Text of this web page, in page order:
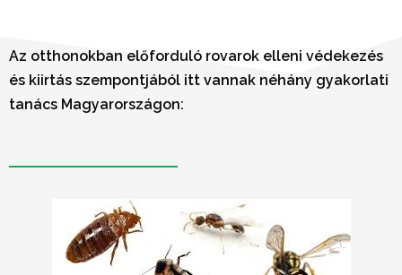
Az otthonokban előforduló rovarok elleni védekezés
és kiirtás szempontjából itt vannak néhány gyakorlati
tanács Magyarországon: